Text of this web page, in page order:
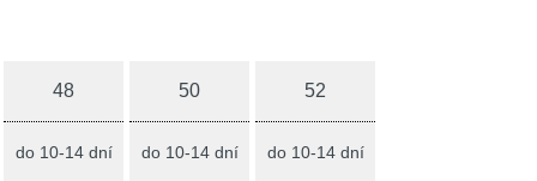
48
do 10-14 dní
50
do 10-14 dní
52
do 10-14 dní